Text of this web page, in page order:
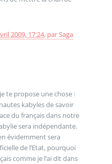
2009, 17:24, parSaga
te propose une chose :
kabyles de savoir
du français dans notre
sera indépendante.
évidemment sera
de l’Etat, pourquoi
comme je l’ai dit dans